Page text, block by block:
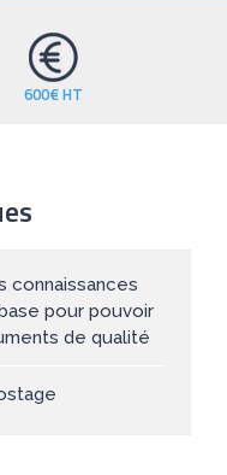
600€ HT
connaissances
pour pouvoir
de qualité